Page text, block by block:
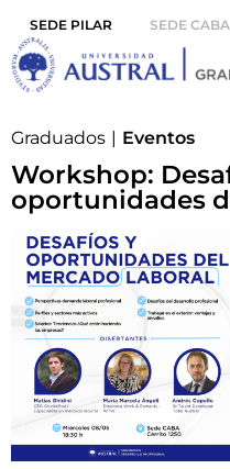
SEDE PILAR SEDE CABA
Graduados | Eventos
Workshop:
oportunidades